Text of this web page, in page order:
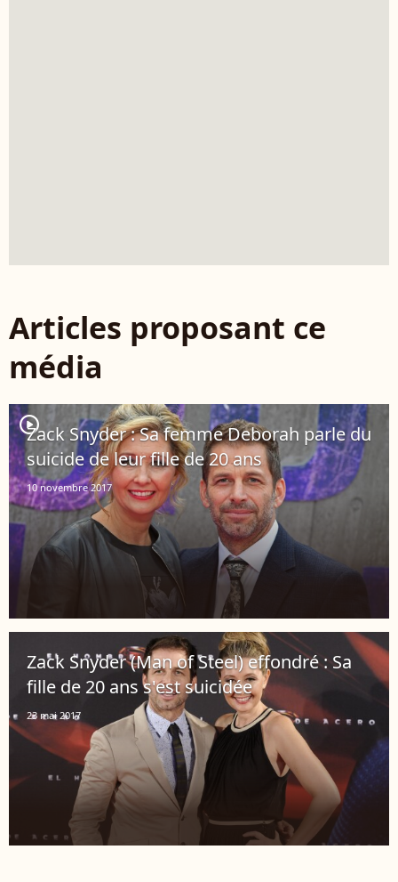
Articles proposant ce
média
player2
Zack Snyder : Sa femme Deborah parle du
suicide de leur fille de 20 ans
10 novembre 2017
Zack Snyder (Man of Steel) effondré : Sa
fille de 20 ans s'est suicidée
23 mai 2017